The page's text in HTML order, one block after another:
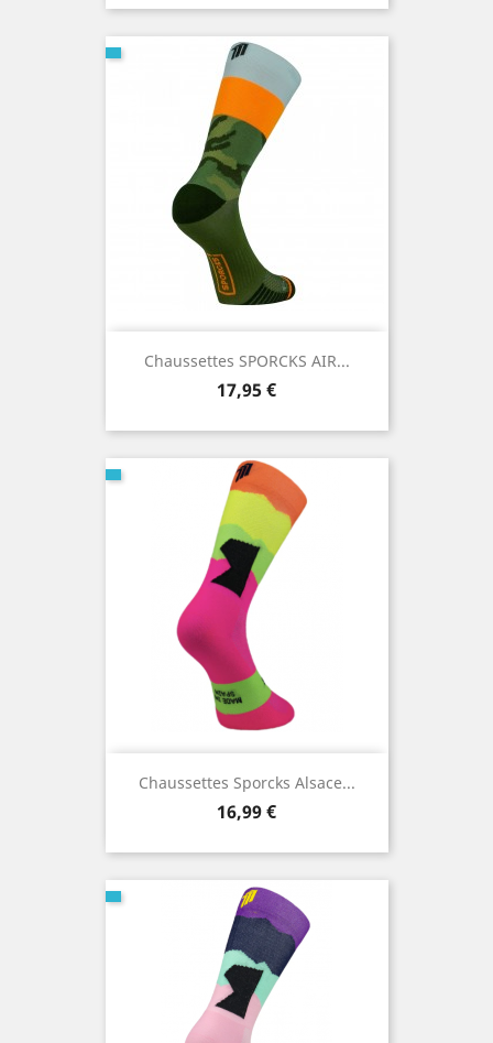
Chaussettes SPORCKS AIR...
Prix
17,95 €
Chaussettes Sporcks Alsace...
Prix
16,99 €